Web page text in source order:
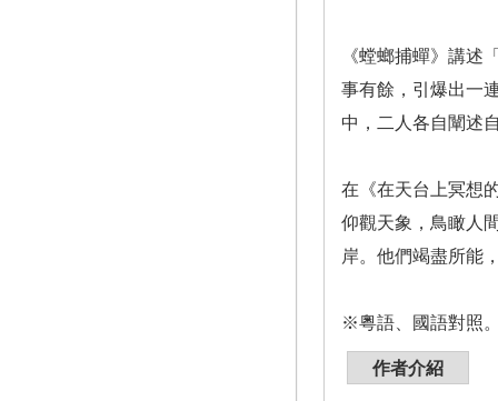
《螳螂捕蟬》講述
事有餘，引爆出一
中，二人各自闡述
在《在天台上冥想
仰觀天象，鳥瞰人
岸。他們竭盡所能
※粵語、國語對照
作者介紹